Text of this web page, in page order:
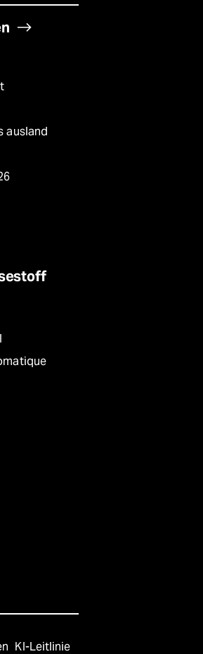
ausland
KI-Leitlinie